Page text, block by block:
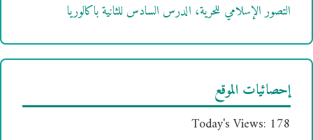
التصور الإسلامي للحرية، الدرس السادس للثانية باكالوريا
إحصائيات الموقع
Today's Views: 178